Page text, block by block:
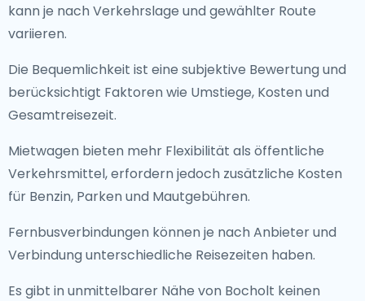
kann je nach Verkehrslage und gewählter Route
variieren.
Die Bequemlichkeit ist eine subjektive Bewertung und
berücksichtigt Faktoren wie Umstiege, Kosten und
Gesamtreisezeit.
Mietwagen bieten mehr Flexibilität als öffentliche
Verkehrsmittel, erfordern jedoch zusätzliche Kosten
für Benzin, Parken und Mautgebühren.
Fernbusverbindungen können je nach Anbieter und
Verbindung unterschiedliche Reisezeiten haben.
Es gibt in unmittelbarer Nähe von Bocholt keinen